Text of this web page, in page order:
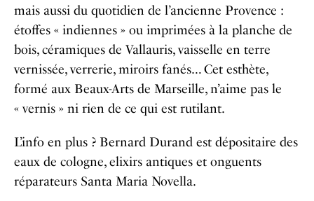
mais aussi du quotidien de l’ancienne Provence :
étoffes « indiennes » ou imprimées à la planche de
bois, céramiques de Vallauris, vaisselle en terre
vernissée, verrerie, miroirs fanés… Cet esthète,
formé aux Beaux-Arts de Marseille, n’aime pas le
« vernis » ni rien de ce qui est rutilant.
L’info en plus ? Bernard Durand est dépositaire des
eaux de cologne, elixirs antiques et onguents
réparateurs Santa Maria Novella.